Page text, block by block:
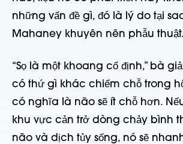
những vấn đề gì, đó là lý do tại
Mahaney khuyên nên phẫu thuật.
“Sọ là một khoang cố định,” bà
có thứ gì khác chiếm chỗ trong
có nghĩa là não sẽ ít chỗ hơn.
khu vực cản trở dòng chảy bình
não và dịch tủy sống, nó sẽ